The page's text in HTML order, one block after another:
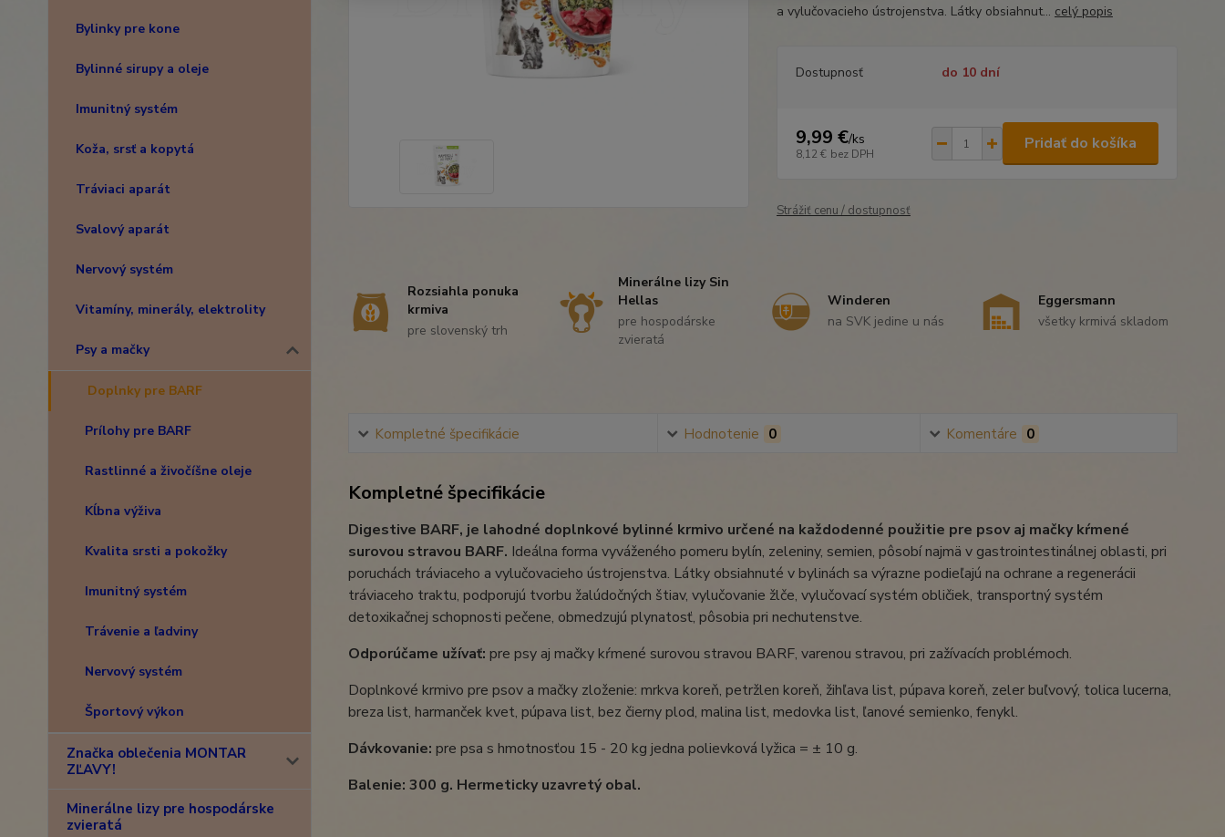
Bylinky pre kone
Bylinné sirupy a oleje
Imunitný systém
Koža, srsť a kopytá
Tráviaci aparát
Svalový aparát
Nervový systém
Vitamíny, minerály, elektrolity
Psy a mačky
Doplnky pre BARF
Prílohy pre BARF
Rastlinné a živočíšne oleje
Kĺbna výživa
Kvalita srsti a pokožky
Imunitný systém
Trávenie a ľadviny
Nervový systém
Športový výkon
Značka oblečenia MONTAR
ZĽAVY!
Minerálne lizy pre hospodárske
zvieratá
a vylučovacieho ústrojenstva. Látky obsiahnut... celý popis
Dostupnosť do 10 dní
9,99 €/ks
8,12 € bez DPH
Pridať do košíka
Strážiť cenu / dostupnosť
Rozsiahla ponuka
krmiva
pre slovenský trh
Minerálne lizy Sin
Hellas
pre hospodárske
zvieratá
Winderen
na SVK jedine u nás
Eggersmann
všetky krmivá skladom
Kompletné špecifikácie Hodnotenie 0 Komentáre 0
Kompletné špecifikácie
Digestive BARF, je lahodné doplnkové bylinné krmivo určené na každodenné použitie pre psov aj mačky kŕmené
surovou stravou BARF. Ideálna forma vyváženého pomeru bylín, zeleniny, semien, pôsobí najmä v gastrointestinálnej oblasti, pri
poruchách tráviaceho a vylučovacieho ústrojenstva. Látky obsiahnuté v bylinách sa výrazne podieľajú na ochrane a regenerácii
tráviaceho traktu, podporujú tvorbu žalúdočných štiav, vylučovanie žlče, vylučovací systém obličiek, transportný systém
detoxikačnej schopnosti pečene, obmedzujú plynatosť, pôsobia pri nechutenstve.
Odporúčame užívať: pre psy aj mačky kŕmené surovou stravou BARF, varenou stravou, pri zažívacích problémoch.
Doplnkové krmivo pre psov a mačky zloženie: mrkva koreň, petržlen koreň, žihľava list, púpava koreň, zeler buľvový, tolica lucerna,
breza list, harmanček kvet, púpava list, bez čierny plod, malina list, medovka list, ľanové semienko, fenykl.
Dávkovanie: pre psa s hmotnosťou 15 - 20 kg jedna polievková lyžica = ± 10 g.
Balenie: 300 g. Hermeticky uzavretý obal.